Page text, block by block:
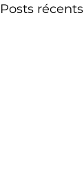
Posts récents